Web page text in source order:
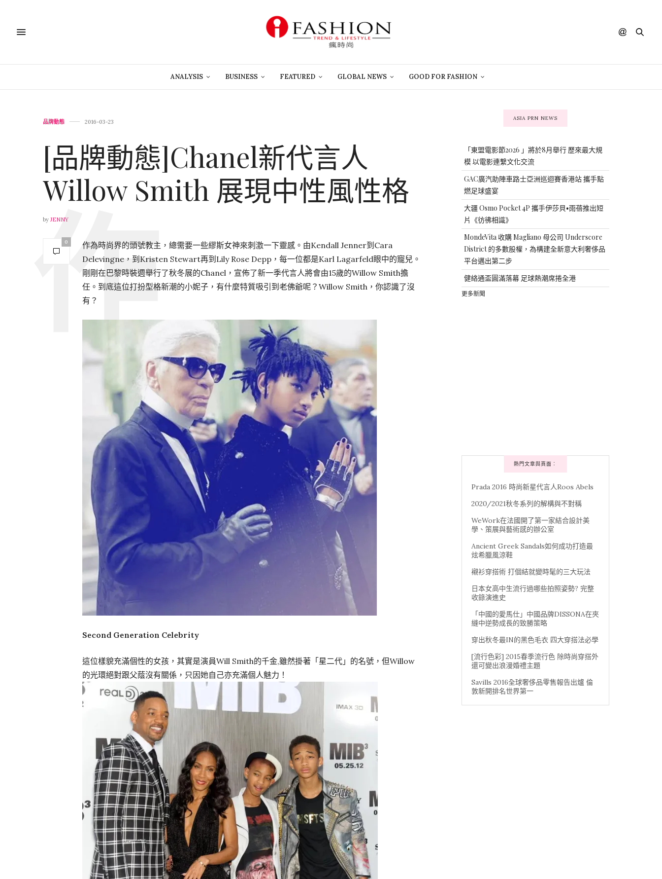
ANALYSIS BUSINESS FEATURED GLOBAL NEWS GOOD FOR FASHION
品牌動態 2016-03-23
[品牌動態]Chanel新代言人
Willow Smith 展現中性風性格
by JENNY
0
作為時尚界的頭號教主，總需要一些繆斯女神來刺激一下靈感。由Kendall Jenner到Cara
Delevingne，到Kristen Stewart再到Lily Rose Depp，每一位都是Karl Lagarfeld眼中的寵兒。
剛剛在巴黎時裝週舉行了秋冬展的Chanel，宣佈了新一季代言人將會由15歲的Willow Smith擔
任。到底這位打扮型格新潮的小妮子，有什麼特質吸引到老佛爺呢？Willow Smith，你認識了沒
有？
Second Generation Celebrity
這位樣貌充滿個性的女孩，其實是演員Will Smith的千金,雖然掛著「星二代」的名號，但Willow
的光環絕對跟父蔭沒有關係，只因她自己亦充滿個人魅力！
ASIA PRN NEWS
「東盟電影節2026 」將於8月舉行 歷來最大規
模 以電影連繫文化交流
GAC廣汽助陣車路士亞洲巡迴賽香港站 攜手點
燃足球盛宴
大疆 Osmo Pocket 4P 攜手伊莎貝•雨蓓推出短
片《彷彿相識》
MondeVita 收購 Magliano 母公司 Underscore
District 的多數股權，為構建全新意大利奢侈品
平台邁出第二步
健絡通盃圓滿落幕 足球熱潮席捲全港
更多新聞
熱門文章與頁面︰
Prada 2016 時尚新星代言人Roos Abels
2020/2021秋冬系列的解構與不對稱
WeWork在法國開了第一家結合設計美
學、策展與藝術感的辦公室
Ancient Greek Sandals如何成功打造最
炫希臘風涼鞋
襯衫穿搭術 打個結就變時髦的三大玩法
日本女高中生流行過哪些拍照姿勢? 完整
收錄演進史
「中國的愛馬仕」中國品牌DISSONA在夾
縫中逆勢成長的致勝策略
穿出秋冬最IN的黑色毛衣 四大穿搭法必學
[流行色彩] 2015春季流行色 除時尚穿搭外
還可變出浪漫婚禮主題
Savills 2016全球奢侈品零售報告出爐 倫
敦新開排名世界第一